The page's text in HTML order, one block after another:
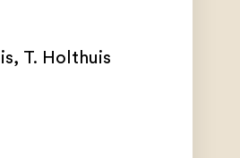
, T. Holthuis